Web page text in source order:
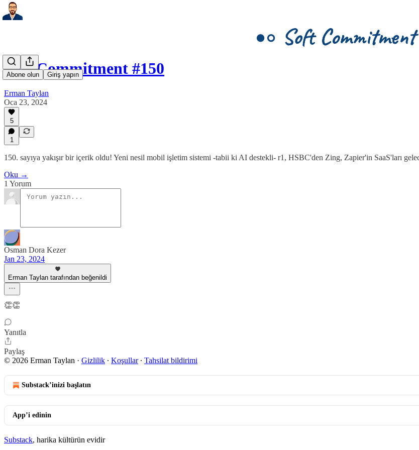
Abone olun Giriş yapın
Soft Commitment #150
Erman Taylan
Oca 23, 2024
5
1
150. sayıya yakışır bir içerik oldu! Yeni nesil mobil işletim sistemi -tabii ki AI destekli- r1, HSBC'den Zing, Zapier'in SaaS'ları
Oku →
1 Yorum
Osman Dora Kezer
Jan 23, 2024
Erman Taylan tarafından beğenildi
👏👏
Yanıtla
Paylaş
© 2026 Erman Taylan · Gizlilik ∙ Koşullar∙ Tahsilat bildirimi
Substack’inizi başlatın
App’i edinin
Substack, harika kültürün evidir